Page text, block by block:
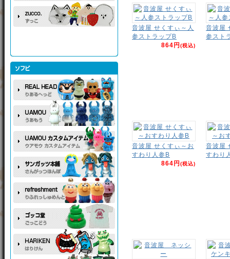
音波屋 せくすぃ～人
参ストラップB
864円(税込)
音波屋
参スト
音波屋 せくすぃ～お
すわり人参B
864円(税込)
音波屋
すわり